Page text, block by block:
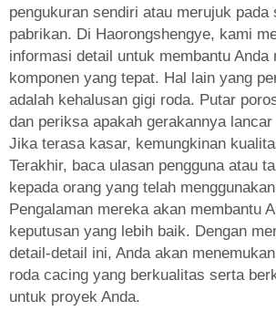
pengukuran sendiri atau merujuk pada
pabrikan. Di Haorongshengye, kami
informasi detail untuk membantu Anda
komponen yang tepat. Hal lain yang
adalah kehalusan gigi roda. Putar
dan periksa apakah gerakannya
Jika terasa kasar, kemungkinan
Terakhir, baca ulasan pengguna atau
kepada orang yang telah
Pengalaman mereka akan membantu
keputusan yang lebih baik. Dengan
detail-detail ini, Anda akan
roda cacing yang berkualitas serta
untuk proyek Anda.